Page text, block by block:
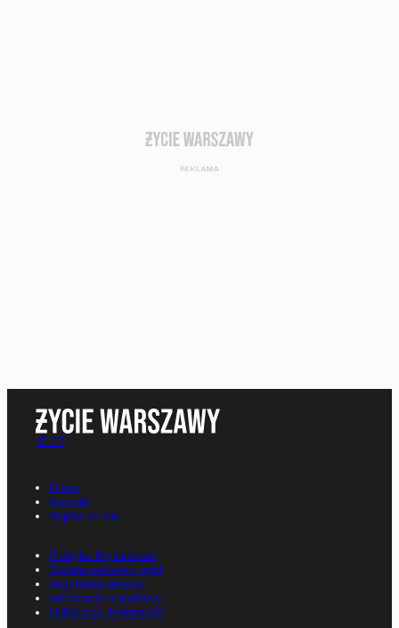
O nas
Kontakt
Napisz do nas
Polityka Prywatności
Zmiana ustawień zgód
Regulamin serwisu
Informacje o nadawcy
Deklaracja dostępności